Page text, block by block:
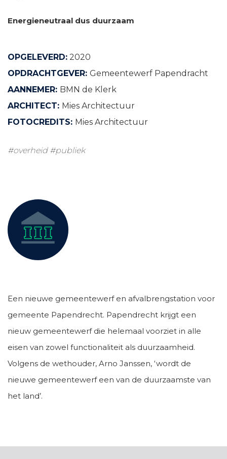
Energieneutraal dus duurzaam
OPGELEVERD: 2020
OPDRACHTGEVER: Gemeentewerf Papendracht
AANNEMER: BMN de Klerk
ARCHITECT: Mies Architectuur
FOTOCREDITS: Mies Architectuur
#overheid #publiek
Een nieuwe gemeentewerf en afvalbrengstation voor
gemeente Papendrecht. Papendrecht krijgt een
nieuw gemeentewerf die helemaal voorziet in alle
eisen van zowel functionaliteit als duurzaamheid.
Volgens de wethouder, Arno Janssen, ‘wordt de
nieuwe gemeentewerf een van de duurzaamste van
het land’.